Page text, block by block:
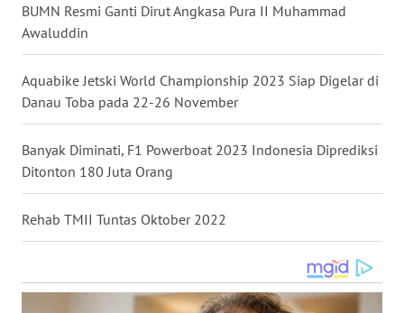
BUMN Resmi Ganti Dirut Angkasa Pura II Muhammad
Awaluddin
Aquabike Jetski World Championship 2023 Siap Digelar di
Danau Toba pada 22-26 November
Banyak Diminati, F1 Powerboat 2023 Indonesia Diprediksi
Ditonton 180 Juta Orang
Rehab TMII Tuntas Oktober 2022
WN
LAMPUNG
WN
JATENG
WN
NUSANTARA
WN
JOGJA
WN